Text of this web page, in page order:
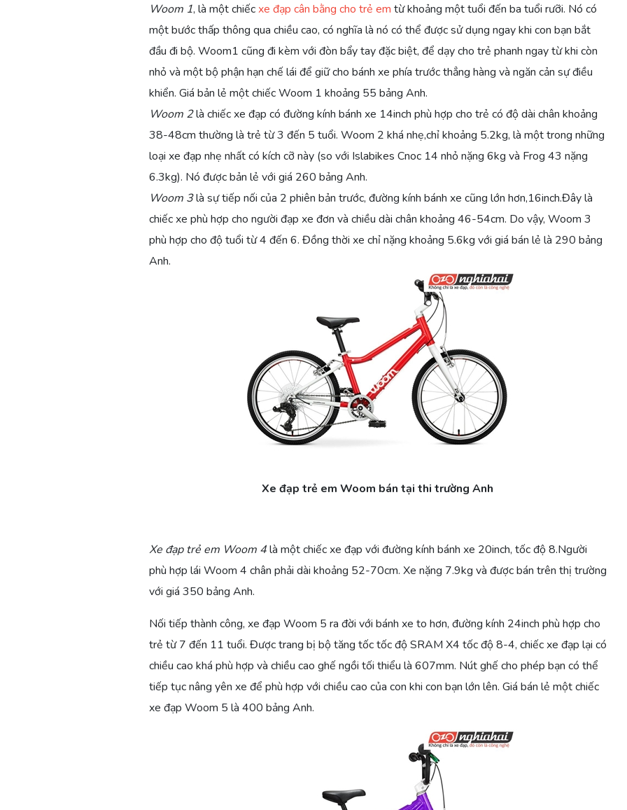
TOKYO
CÓ
THỂ
ĐƯỢC
XẾP
HẠNG
THÀNH
PHỐ
ĐẠP
XE
THÂN
THIỆN
THỨ
9
TRÊN
TOKYO
CÓ
THỂ
ĐƯỢC
XẾP
HẠNG
THÀNH
PHỐ
ĐẠP
XE
THÂN
THIỆN
THỨ
9
TRÊN
XE
ĐẠP
ĐI
LÀM
Woom 1, là một chiếcxe đạp cân bằng cho trẻ em từ khoảng một tuổi đến ba tuổi rưỡi. Nó có
một bước thấp thông qua chiều cao, có nghĩa là nó có thể được sử dụng ngay khi con bạn bắt
đầu đi bộ. Woom1 cũng đi kèm với đòn bẩy tay đặc biệt, để dạy cho trẻ phanh ngay từ khi còn
nhỏ và một bộ phận hạn chế lái để giữ cho bánh xe phía trước thẳng hàng và ngăn cản sự điều
khiển. Giá bản lẻ một chiếc Woom 1 khoảng 55 bảng Anh.
Woom 2là chiếc xe đạp có đường kính bánh xe 14inch phù hợp cho trẻ có độ dài chân khoảng
38-48cm thường là trẻ từ 3 đến 5 tuổi. Woom 2 khá nhẹ,chỉ khoảng 5.2kg, là một trong những
loại xe đạp nhẹ nhất có kích cỡ này (so với Islabikes Cnoc 14 nhỏ nặng 6kg và Frog 43 nặng
6.3kg). Nó được bản lẻ với giá 260 bảng Anh.
Woom 3là sự tiếp nối của 2 phiên bản trước, đường kính bánh xe cũng lớn hơn,16inch.Đây là
chiếc xe phù hợp cho người đạp xe đơn và chiều dài chân khoảng 46-54cm. Do vậy, Woom 3
phù hợp cho độ tuổi từ 4 đến 6. Đồng thời xe chỉ nặng khoảng 5.6kg với giá bán lẻ là 290 bảng
Anh.
Xe đạp trẻ em Woom bán tại thi trường Anh
Xe đạp trẻ em Woom 4là một chiếc xe đạp với đường kính bánh xe 20inch, tốc độ 8.Người
phù hợp lái Woom 4 chân phải dài khoảng 52-70cm. Xe nặng 7.9kg và được bán trên thị trường
với giá 350 bảng Anh.
Nối tiếp thành công, xe đạp Woom 5 ra đời với bánh xe to hơn, đường kính 24inch phù hợp cho
trẻ từ 7 đến 11 tuổi. Được trang bị bộ tăng tốc tốc độ SRAM X4 tốc độ 8-4, chiếc xe đạp lại có
chiều cao khá phù hợp và chiều cao ghế ngồi tối thiểu là 607mm. Nút ghế cho phép bạn có thể
tiếp tục nâng yên xe để phù hợp với chiều cao của con khi con bạn lớn lên. Giá bán lẻ một chiếc
xe đạp Woom 5 là 400 bảng Anh.